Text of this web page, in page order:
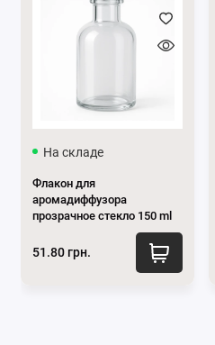
На складе
Флакон для
аромадиффузора
прозрачное стекло 150 ml
51.80 грн.